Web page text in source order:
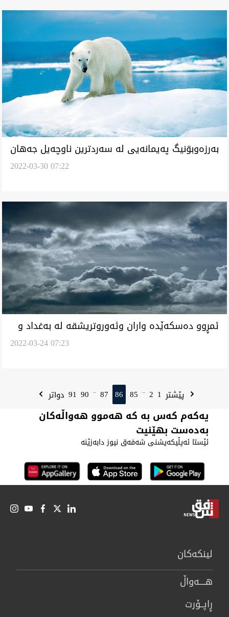
بەرزەوبۊنیگ پەیمانەیی لە سەردترین ناوچەیل جەهان
2022-03-30 07:22
ئمڕوو دەسکەێدە واران وئەوروتریشقە لە بەغداد و
2022-03-24 07:23
پێشتر 1
2
...
85
86
87
...
90
91 دواتر
یەکەم کەس بە کە هەموو هەواڵەکان
بەدەست بهێنیت
ئێستا ئەپڵیکەیشنی شەفەق نیوز دابەزێنە
لینكەكان
هــــه‌واڵ
ڕاپــۆرت